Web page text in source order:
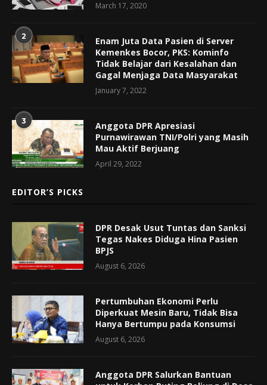
March 17, 2020
2
Enam Juta Data Pasien di Server
Kemenkes Bocor, PKS: Kominfo
Tidak Belajar dari Kesalahan dan
Gagal Menjaga Data Masyarakat
January 7, 2022
3
Anggota DPR Apresiasi
Purnawirawan TNI/Polri yang Masih
Mau Aktif Berjuang
April 29, 2022
EDITOR’S PICKS
DPR Desak Usut Tuntas dan Sanksi
Tegas Nakes Diduga Hina Pasien
BPJS
August 6, 2026
Pertumbuhan Ekonomi Perlu
Diperkuat Mesin Baru, Tidak Bisa
Hanya Bertumpu pada Konsumsi
August 6, 2026
Anggota DPR Salurkan Bantuan